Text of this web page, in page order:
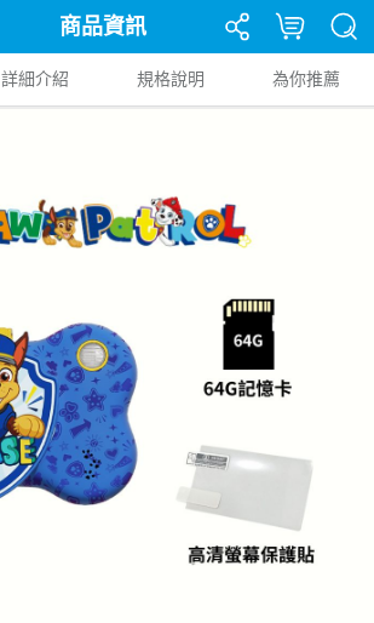
商品資訊
詳細介紹 規格說明 為你推薦